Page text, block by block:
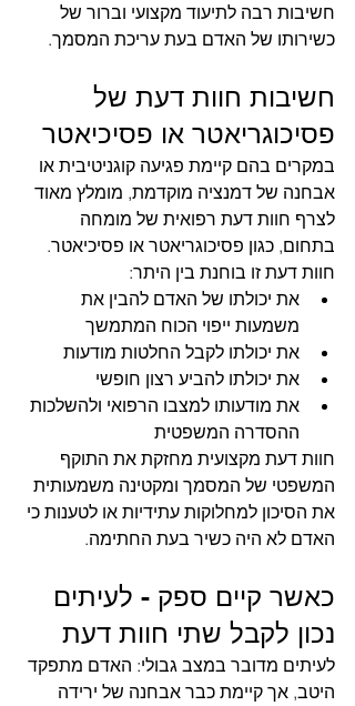
חשיבות רבה לתיעוד מקצועי וברור של
כשירותו של האדם בעת עריכת המסמך.
חשיבות חוות דעת של
פסיכוגריאטר או פסיכיאטר
במקרים בהם קיימת פגיעה קוגניטיבית או
אבחנה של דמנציה מוקדמת, מומלץ מאוד
לצרף חוות דעת רפואית של מומחה
בתחום, כגון פסיכוגריאטר או פסיכיאטר.
חוות דעת זו בוחנת בין היתר:
את יכולתו של האדם להבין את
משמעות ייפוי הכוח המתמשך
את יכולתו לקבל החלטות מודעות
את יכולתו להביע רצון חופשי
את מודעותו למצבו הרפואי ולהשלכות
ההסדרה המשפטית
חוות דעת מקצועית מחזקת את התוקף
המשפטי של המסמך ומקטינה משמעותית
את הסיכון למחלוקות עתידיות או לטענות כי
האדם לא היה כשיר בעת החתימה.
כאשר קיים ספק - לעיתים
נכון לקבל שתי חוות דעת
לעיתים מדובר במצב גבולי: האדם מתפקד
היטב, אך קיימת כבר אבחנה של ירידה